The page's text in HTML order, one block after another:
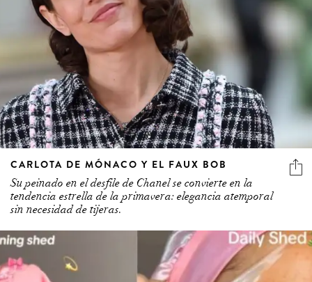
CARLOTA DE MÓNACO Y EL FAUX BOB
Su peinado en el desfile de Chanel se convierte en la
tendencia estrella de la primavera: elegancia atemporal
sin necesidad de tijeras.